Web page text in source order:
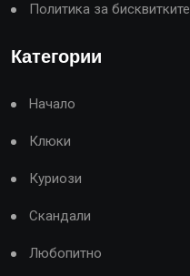
Политика за бисквитките
Категории
Начало
Клюки
Куриози
Скандали
Любопитно